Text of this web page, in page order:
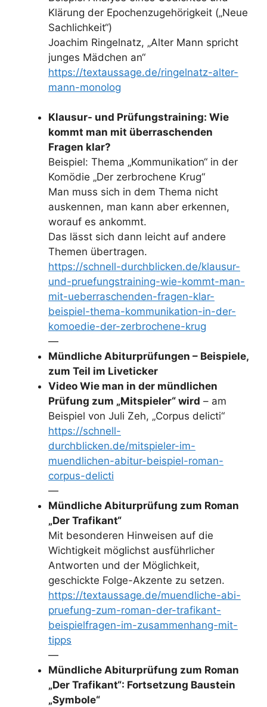
Klärung der Epochenzugehörigkeit („Neue
Sachlichkeit“)
Joachim Ringelnatz, „Alter Mann spricht
junges Mädchen an“
https://textaussage.de/ringelnatz-alter-
mann-monolog
Klausur- und Prüfungstraining: Wie
kommt man mit überraschenden
Fragen klar?
Beispiel: Thema „Kommunikation“ in der
Komödie „Der zerbrochene Krug“
Man muss sich in dem Thema nicht
auskennen, man kann aber erkennen,
worauf es ankommt.
Das lässt sich dann leicht auf andere
Themen übertragen.
https://schnell-durchblicken.de/klausur-
und-pruefungstraining-wie-kommt-man-
mit-ueberraschenden-fragen-klar-
beispiel-thema-kommunikation-in-der-
komoedie-der-zerbrochene-krug
—
Mündliche Abiturprüfungen – Beispiele,
zum Teil im Liveticker
Video Wie man in der mündlichen
Prüfung zum „Mitspieler“ wird – am
Beispiel von Juli Zeh, „Corpus delicti“
https://schnell-
durchblicken.de/mitspieler-im-
muendlichen-abitur-beispiel-roman-
corpus-delicti
—
Mündliche Abiturprüfung zum Roman
„Der Trafikant“
Mit besonderen Hinweisen auf die
Wichtigkeit möglichst ausführlicher
Antworten und der Möglichkeit,
geschickte Folge-Akzente zu setzen.
https://textaussage.de/muendliche-abi-
pruefung-zum-roman-der-trafikant-
beispielfragen-im-zusammenhang-mit-
tipps
—
Mündliche Abiturprüfung zum Roman
„Der Trafikant“: Fortsetzung Baustein
„Symbole“